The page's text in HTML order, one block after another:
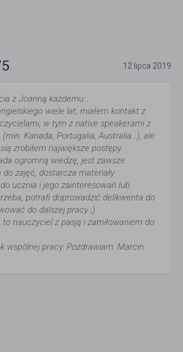
12 lipca 2019
z Joanną każdemu...
wiele lat, miałem kontakt z
w tym z native speakerami z
Kanada, Portugalia, Australia...), ale
zrobiłem największe postępy.
ogromną wiedzę, jest zawsze
zajęć, dostarcza materiały
ucznia i jego zainteresowań lub
potrafi doprowadzić delikwenta do
do dalszej pracy ;)
nauczyciel z pasją i zamiłowaniem do
wspólnej pracy. Pozdrawiam. Marcin